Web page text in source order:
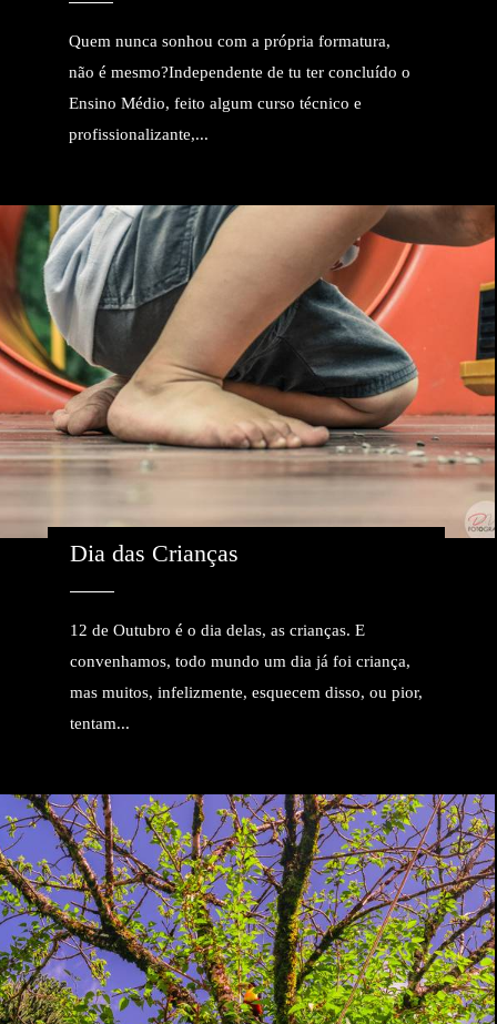
Quem nunca sonhou com a própria formatura,
não é mesmo?Independente de tu ter concluído o
Ensino Médio, feito algum curso técnico e
profissionalizante,...
Dia das Crianças
12 de Outubro é o dia delas, as crianças. E
convenhamos, todo mundo um dia já foi criança,
mas muitos, infelizmente, esquecem disso, ou pior,
tentam...